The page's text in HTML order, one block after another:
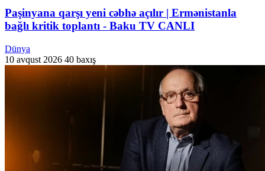
Paşinyana qarşı yeni cəbhə açılır | Ermənistanla
bağlı kritik toplantı - Baku TV CANLI
Dünya
10 avqust 2026 40 baxış